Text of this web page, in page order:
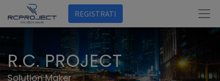
REGISTRATI
R.C. PROJECT
Solution Maker